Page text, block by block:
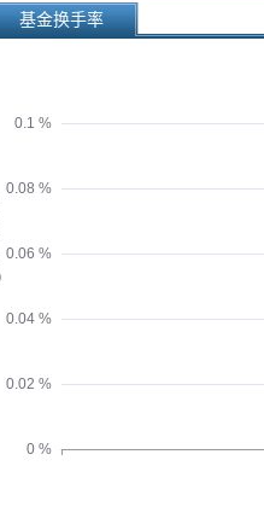
基金换手率
0 %
0.02 %
0.04 %
0.06 %
0.08 %
0.1 %